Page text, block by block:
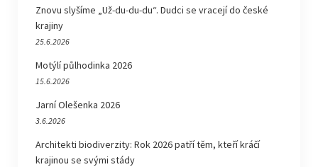
Znovu slyšíme „Už-du-du-du“. Dudci se vracejí do české
krajiny
25.6.2026
Motýlí půlhodinka 2026
15.6.2026
Jarní Olešenka 2026
3.6.2026
Architekti biodiverzity: Rok 2026 patří těm, kteří kráčí
krajinou se svými stády